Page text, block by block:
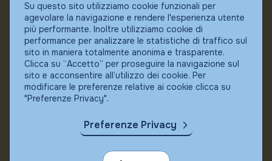
© Fundstore
Collocatore autorizzato:
Banca Ifigest SpA
P.Iva: 04337180485
Su questo sito utilizziamo cookie funzionali per
agevolare la navigazione e rendere l'esperienza utente
più performante. Inoltre utilizziamo cookie di
performance per analizzare le statistiche di traffico sul
sito in maniera totalmente anonima e trasparente.
Clicca su “Accetto” per proseguire la navigazione sul
sito e acconsentire all’utilizzo dei cookie. Per
modificare le preferenze relative ai cookie clicca su
"Preferenze Privacy".
Preferenze Privacy